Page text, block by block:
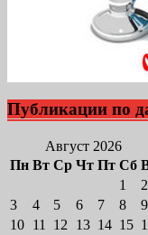
Публикации по
Август 2026
Пн Вт Ср Чт Пт Сб
1
2
3
4 5 6 7 8
9
10 11 12 13 14 15